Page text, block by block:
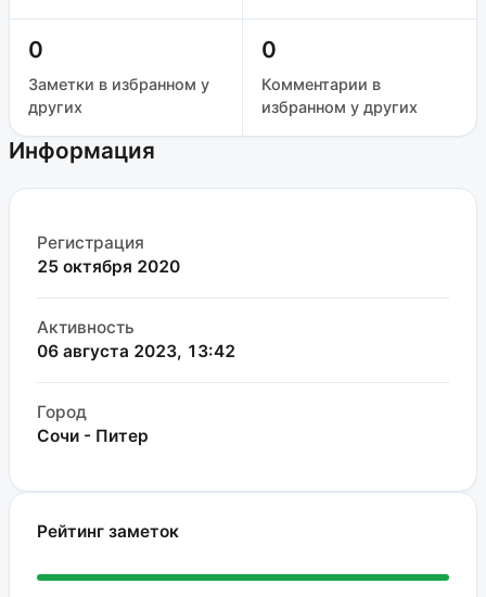
0
Заметки в избранном у
других
0
Комментарии в
избранном у других
Информация
Регистрация
25 октября 2020
Активность
06 августа 2023, 13:42
Город
Сочи - Питер
Рейтинг заметок